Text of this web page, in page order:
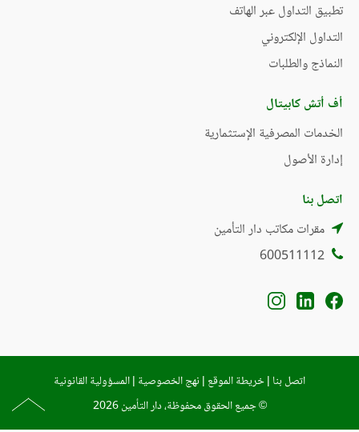
تطبيق التداول عبر الهاتف
التداول الإلكتروني
النماذج والطلبات
أف أتش كابيتال
الخدمات المصرفية الإستثمارية
إدارة الأصول
اتصل بنا
مقرات مكاتب دار التأمين
600511112
اتصل بنا |خريطة الموقع |نهج الخصوصية |المسؤولية القانونية
© جميع الحقوق محفوظة، دار التأمين 2026